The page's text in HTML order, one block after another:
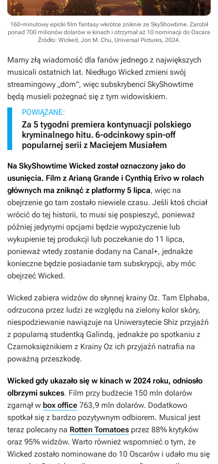
160-minutowy epicki film fantasy wkrótce zniknie ze SkyShowtime. Zarobił
ponad 700 milionów dolarów w kinach i otrzymał aż 10 nominacji do Oscara
Źródło: Wicked, Jon M. Chu, Universal Pictures, 2024.
Mamy złą wiadomość dla fanów jednego z największych
musicali ostatnich lat. Niedługo Wicked zmieni swój
streamingowy „dom”, więc subskrybenci SkyShowtime
będą musieli pożegnać się z tym widowiskiem.
POWIĄZANE:
Za 5 tygodni premiera kontynuacji polskiego
kryminalnego hitu. 6-odcinkowy spin-off
popularnej serii z Maciejem Musiałem
Na SkyShowtime Wicked został oznaczony jako do
usunięcia. Film z Arianą Grande i Cynthią Erivo w rolach
głównych ma zniknąć z platformy 5 lipca, więc na
obejrzenie go tam zostało niewiele czasu. Jeśli ktoś chciał
wrócić do tej historii, to musi się pospieszyć, ponieważ
później jedynymi opcjami będzie wypożyczenie lub
wykupienie tej produkcji lub poczekanie do 11 lipca,
ponieważ wtedy zostanie dodany na Canal+, jednakże
konieczne będzie posiadanie tam subskrypcji, aby móc
obejrzeć Wicked.
Wicked zabiera widzów do słynnej krainy Oz. Tam Elphaba,
odrzucona przez ludzi ze względu na zielony kolor skóry,
niespodziewanie nawiązuje na Uniwersytecie Shiz przyjaźń
z popularną studentką Galindą, jednakże po spotkaniu z
Czarnoksiężnikiem z Krainy Oz ich przyjaźń natrafia na
poważną przeszkodę.
Wicked gdy ukazało się w kinach w 2024 roku, odniosło
olbrzymi sukces. Film przy budżecie 150 mln dolarów
zgarnął w box office 763,9 mln dolarów. Dodatkowo
spotkał się z bardzo pozytywnym odbiorem. Musical jest
teraz polecany na Rotten Tomatoes przez 88% krytyków
oraz 95% widzów. Warto również wspomnieć o tym, że
Wicked zostało nominowane do 10 Oscarów i udało mu się